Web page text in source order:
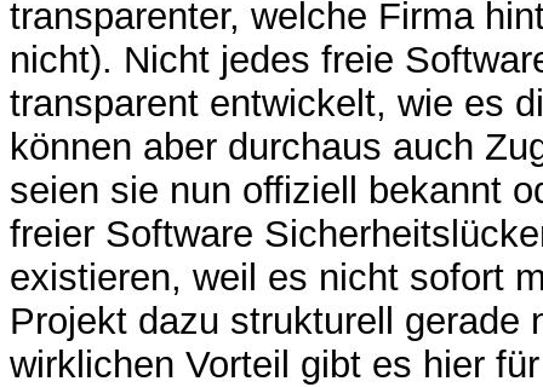
transparenter, welche Firma
nicht). Nicht jedes freie
transparent entwickelt, wie es
können aber durchaus auch
seien sie nun offiziell bekannt
freier Software
existieren, weil es nicht sofort
Projekt dazu strukturell
wirklichen Vorteil gibt es hier